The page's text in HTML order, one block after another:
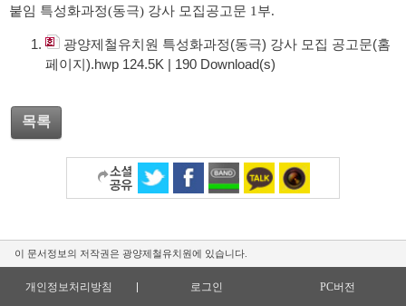
붙임 특성화과정(동극) 강사 모집공고문 1 부.
광양제철유치원 특성화과정(동극) 강사 모집 공고문(홈
페이지).hwp 124.5K | 190 Download(s)
목록
이 문서정보의 저작권은 광양제철유치원에 있습니다.
개인정보처리방침 로그인 PC버전